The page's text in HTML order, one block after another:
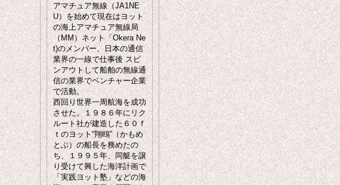
アマチュア無線（JA1NE
U）を始めて現在はヨット
の海上アマチュア無線局
（MM）ネット「Okera Ne
t)のメンバー、日本の通信
業界の一線で仕事後 スピ
ンアウトして船舶の無線通
信の業界でベンチャー企業
で活動。
西回り世界一周航海を成功
させた。１９８６年にリク
ルート社が建造した６０ｆ
ｔのヨット“翔鴎”（かもめ
とぶ）の船長を務めたの
ち、１９９５年、同艇を譲
り受けて興した海洋計画で
「実践ヨット塾」などの海